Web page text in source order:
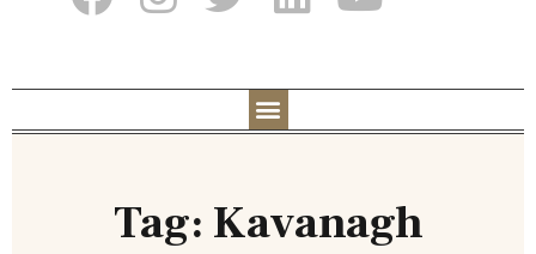
Tag: Kavanagh